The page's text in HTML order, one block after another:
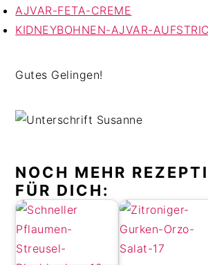
AJVAR-FETA-CREME
KIDNEYBOHNEN-AJVAR-
Gutes Gelingen!
NOCH MEHR
FÜR DICH: